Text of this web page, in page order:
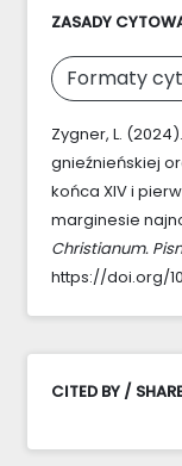
ZASADY
Formaty
Zygner, L.
gnieźnieńskiej
końca XIV i
marginesie
Christianum.
https://doi.org/
CITED BY /